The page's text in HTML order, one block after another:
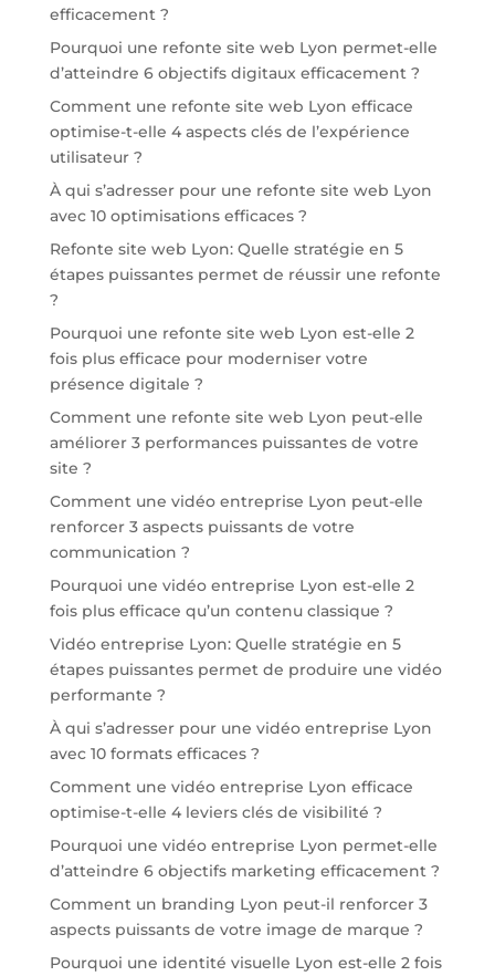
efficacement ?
Pourquoi une refonte site web Lyon permet-elle
d’atteindre 6 objectifs digitaux efficacement ?
Comment une refonte site web Lyon efficace
optimise-t-elle 4 aspects clés de l’expérience
utilisateur ?
À qui s’adresser pour une refonte site web Lyon
avec 10 optimisations efficaces ?
Refonte site web Lyon: Quelle stratégie en 5
étapes puissantes permet de réussir une refonte
?
Pourquoi une refonte site web Lyon est-elle 2
fois plus efficace pour moderniser votre
présence digitale ?
Comment une refonte site web Lyon peut-elle
améliorer 3 performances puissantes de votre
site ?
Comment une vidéo entreprise Lyon peut-elle
renforcer 3 aspects puissants de votre
communication ?
Pourquoi une vidéo entreprise Lyon est-elle 2
fois plus efficace qu’un contenu classique ?
Vidéo entreprise Lyon: Quelle stratégie en 5
étapes puissantes permet de produire une vidéo
performante ?
À qui s’adresser pour une vidéo entreprise Lyon
avec 10 formats efficaces ?
Comment une vidéo entreprise Lyon efficace
optimise-t-elle 4 leviers clés de visibilité ?
Pourquoi une vidéo entreprise Lyon permet-elle
d’atteindre 6 objectifs marketing efficacement ?
Comment un branding Lyon peut-il renforcer 3
aspects puissants de votre image de marque ?
Pourquoi une identité visuelle Lyon est-elle 2 fois